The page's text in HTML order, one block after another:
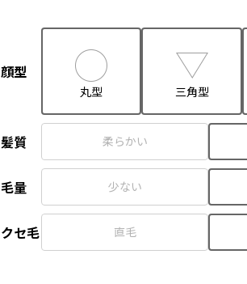
顔型
丸型 三角型
髪質 柔らかい
毛量 少ない
クセ毛 直毛